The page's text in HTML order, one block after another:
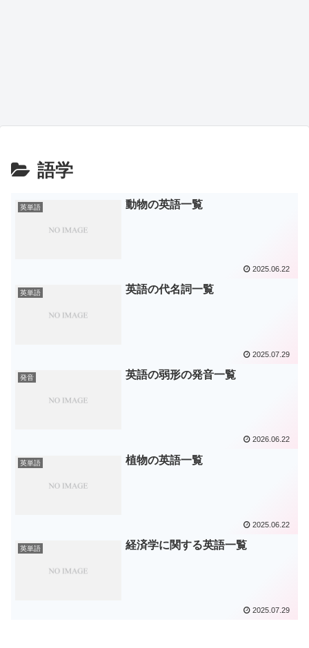
語学
英単語 動物の英語一覧
2025.06.22
英単語 英語の代名詞一覧
2025.07.29
発音 英語の弱形の発音一覧
2026.06.22
英単語 植物の英語一覧
2025.06.22
英単語 経済学に関する英語一覧
2025.07.29